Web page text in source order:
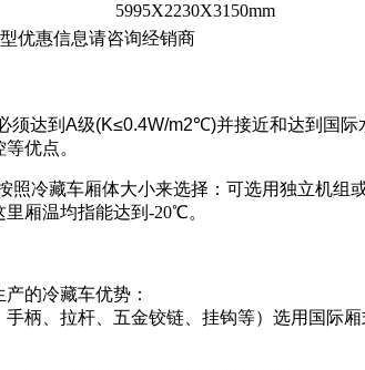
5995X2230X3150mm
优惠信息请咨询经销商
须达到A级(K≤0.4W/m2℃)并接近和达到国
优点。
照冷藏车厢体大小来选择：可选用独立机
厢温均指能达到-20℃。
产的冷藏车优势：
柄、拉杆、五金铰链、挂钩等）选用国际